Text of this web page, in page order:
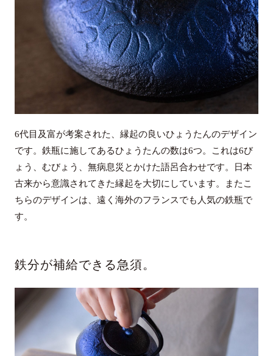
6代目及富が考案された、縁起の良いひょうたんのデザイン
です。鉄瓶に施してあるひょうたんの数は6つ。これは6び
ょう、むびょう、無病息災とかけた語呂合わせです。日本
古来から意識されてきた縁起を大切にしています。またこ
ちらのデザインは、遠く海外のフランスでも人気の鉄瓶で
す。
鉄分が補給できる急須。